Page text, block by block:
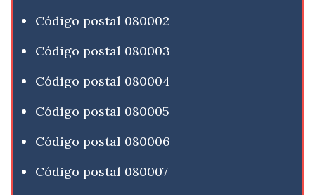
Código postal 080002
Código postal 080003
Código postal 080004
Código postal 080005
Código postal 080006
Código postal 080007